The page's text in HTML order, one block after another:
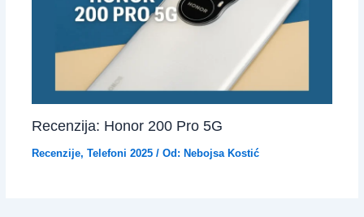
Recenzija: Honor 200 Pro 5G
Recenzije, Telefoni 2025/ Od: Nebojsa Kostić